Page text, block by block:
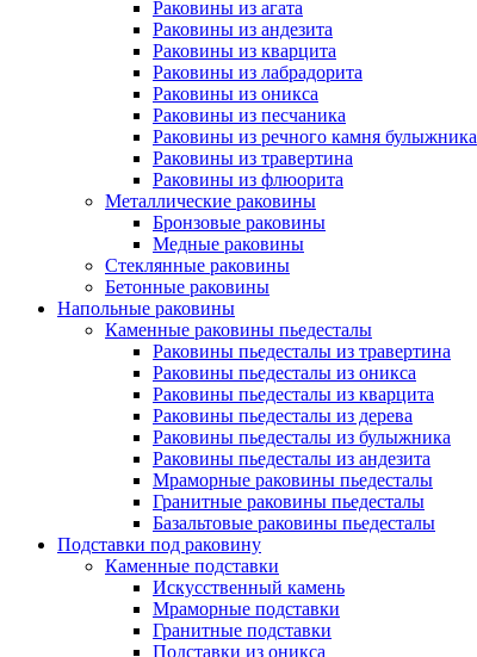
Раковины из агата
Раковины из андезита
Раковины из кварцита
Раковины из лабрадорита
Раковины из оникса
Раковины из песчаника
Раковины из речного камня булыжника
Раковины из травертина
Раковины из флюорита
Металлические раковины
Бронзовые раковины
Медные раковины
Стеклянные раковины
Бетонные раковины
Напольные раковины
Каменные раковины пьедесталы
Раковины пьедесталы из травертина
Раковины пьедесталы из оникса
Раковины пьедесталы из кварцита
Раковины пьедесталы из дерева
Раковины пьедесталы из булыжника
Раковины пьедесталы из андезита
Мраморные раковины пьедесталы
Гранитные раковины пьедесталы
Базальтовые раковины пьедесталы
Подставки под раковину
Каменные подставки
Искусственный камень
Мраморные подставки
Гранитные подставки
Подставки из оникса